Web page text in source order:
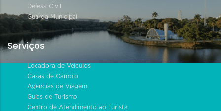
Defesa Civil
Guarda Municipal
Serviços
Locadora de Veículos
Casas de Câmbio
Agências de Viagem
Guias de Turismo
Centro de Atendimento ao Turista